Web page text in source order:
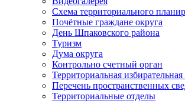
Схема территориального
Почётные граждане округа
День Шпаковского района
Туризм
Дума округа
Контрольно счетный орган
Территориальная
Перечень пространственных
Территориальные отделы